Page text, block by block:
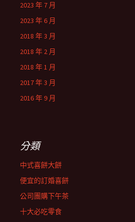
2023 年 7 月
2023 年 6 月
2018 年 3 月
2018 年 2 月
2018 年 1 月
2017 年 3 月
2016 年 9 月
分類
中式喜餅大餅
便宜的訂婚喜餅
公司團購下午茶
十大必吃零食